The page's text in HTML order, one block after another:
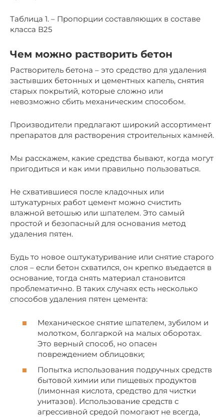
Таблица 1. – Пропорции составляющих в составе
класса В25
Чем можно растворить бетон
Растворитель бетона – это средство для удаления
застывших бетонных и цементных капель, снятия
старых покрытий, которые сложно или
невозможно сбить механическим способом.
Производители предлагают широкий ассортимент
препаратов для растворения строительных камней.
Мы расскажем, какие средства бывают, когда могут
пригодиться и как ими правильно пользоваться.
Не схватившиеся после кладочных или
штукатурных работ цемент можно счистить
влажной ветошью или шпателем. Это самый
простой и безопасный для основания метод
удаления пятен.
Будь то новое оштукатуривание или снятие старого
слоя – если бетон схватился, он крепко въедается в
основание, тогда снять материал становится
проблематично. В таких случаях есть несколько
способов удаления пятен цемента:
Механическое снятие шпателем, зубилом и
молотком, болгаркой на малых оборотах.
Это верный способ, но опасен
повреждением облицовки;
Попытка использования подручных средств
бытовой химии или пищевых продуктов
(лимонная кислота, средство для чистки
унитазов). Использование средств с
агрессивной средой помогают не всегда,